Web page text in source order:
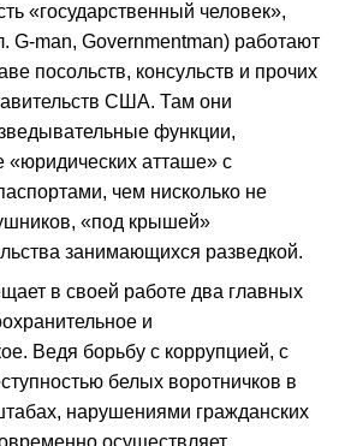
«государственный человек»,
G-man, Governmentman) работают
посольств, консульств и прочих
США. Там они
функции,
«юридических атташе» с
чем нисколько не
«под крышей»
занимающихся разведкой.
в своей работе два главных
и
Ведя борьбу с коррупцией, с
белых воротничков в
нарушениями гражданских